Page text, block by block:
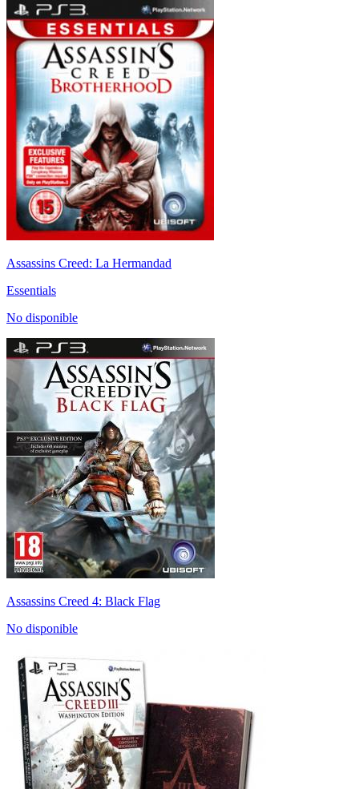
Assassins Creed: La Hermandad
Essentials
No disponible
Assassins Creed 4: Black Flag
No disponible